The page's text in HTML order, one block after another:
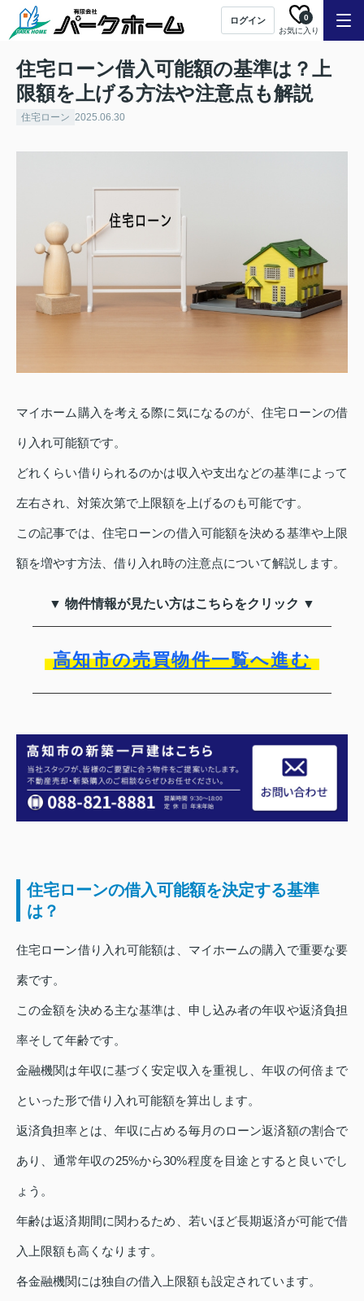
ログイン
お気に入り
0
住宅ローン借入可能額の基準は？上
限額を上げる方法や注意点も解説
住宅ローン 2025.06.30
マイホーム購入を考える際に気になるのが、住宅ローンの借
り入れ可能額です。
どれくらい借りられるのかは収入や支出などの基準によって
左右され、対策次第で上限額を上げるのも可能です。
この記事では、住宅ローンの借入可能額を決める基準や上限
額を増やす方法、借り入れ時の注意点について解説します。
▼ 物件情報が見たい方はこちらをクリック ▼
高知市の売買物件一覧へ進む
住宅ローンの借入可能額を決定する基準
は？
住宅ローン借り入れ可能額は、マイホームの購入で重要な要
素です。
この金額を決める主な基準は、申し込み者の年収や返済負担
率そして年齢です。
金融機関は年収に基づく安定収入を重視し、年収の何倍まで
といった形で借り入れ可能額を算出します。
返済負担率とは、年収に占める毎月のローン返済額の割合で
あり、通常年収の25%から30%程度を目途とすると良いでし
ょう。
年齢は返済期間に関わるため、若いほど長期返済が可能で借
入上限額も高くなります。
各金融機関には独自の借入上限額も設定されています。